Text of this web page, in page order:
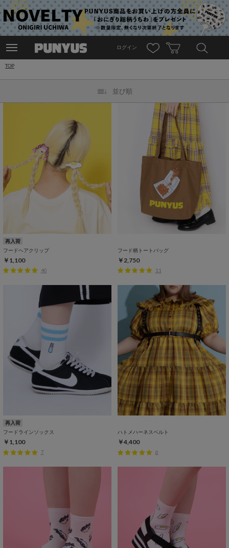
ログイン
TOP
並び順
再入荷
フードヘアクリップ
￥1,100
40
フード柄トートバッグ
￥2,750
11
再入荷
フードラインソックス
￥1,100
7
ハトメハーネスベルト
￥4,400
6